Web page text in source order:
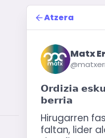
Atzera
Matx
𝗢𝗿𝗱𝗶𝘇𝗶𝗮
𝗯𝗲𝗿𝗿𝗶𝗮
Hirugarren
faltan, lider